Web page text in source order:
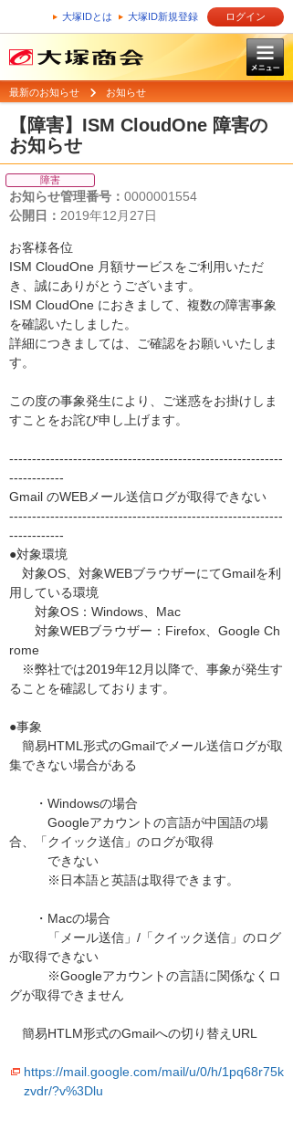
大塚IDとは 大塚ID新規登録 ログイン
最新のお知らせ お知らせ
【障害】ISM CloudOne 障害の
お知らせ
障害
お知らせ管理番号： 0000001554
公開日： 2019年12月27日
お客様各位
ISM CloudOne 月額サービスをご利用いただ
き、誠にありがとうございます。
ISM CloudOne におきまして、複数の障害事象
を確認いたしました。
詳細につきましては、ご確認をお願いいたしま
す。
この度の事象発生により、ご迷惑をお掛けしま
すことをお詫び申し上げます。
------------------------------------------------------------
------------
Gmail のWEBメール送信ログが取得できない
------------------------------------------------------------
------------
●対象環境
対象OS、対象WEBブラウザーにてGmailを利
用している環境
対象OS：Windows、Mac
対象WEBブラウザー：Firefox、Google Ch
rome
※弊社では2019年12月以降で、事象が発生す
ることを確認しております。
●事象
簡易HTML形式のGmailでメール送信ログが取
集できない場合がある
・Windowsの場合
Googleアカウントの言語が中国語の場
合、「クイック送信」のログが取得
できない
※日本語と英語は取得できます。
・Macの場合
「メール送信」/「クイック送信」のログ
が取得できない
※Googleアカウントの言語に関係なくロ
グが取得できません
簡易HTLM形式のGmailへの切り替えURL
https://mail.google.com/mail/u/0/h/1pq68r75k
zvdr/?v%3Dlu